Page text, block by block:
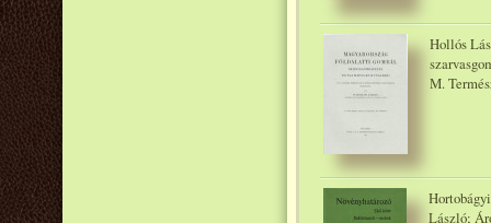
Hollós
M.
László;